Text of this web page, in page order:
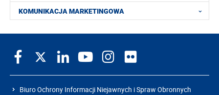
KOMUNIKACJA MARKETINGOWA
Biuro Ochrony Informacji Niejawnych i Spraw Obronnych